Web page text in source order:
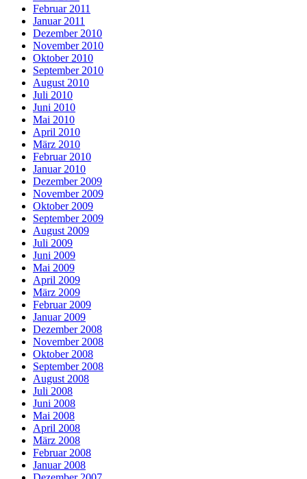
Februar 2011
Januar 2011
Dezember 2010
November 2010
Oktober 2010
September 2010
August 2010
Juli 2010
Juni 2010
Mai 2010
April 2010
März 2010
Februar 2010
Januar 2010
Dezember 2009
November 2009
Oktober 2009
September 2009
August 2009
Juli 2009
Juni 2009
Mai 2009
April 2009
März 2009
Februar 2009
Januar 2009
Dezember 2008
November 2008
Oktober 2008
September 2008
August 2008
Juli 2008
Juni 2008
Mai 2008
April 2008
März 2008
Februar 2008
Januar 2008